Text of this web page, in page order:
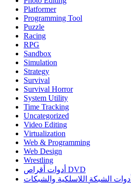
Platformer
Programming Tool
Puzzle
Racing
RPG
Sandbox
Simulation
Strategy
Survival
Survival Horror
System Utility
Time Tracking
Uncategorized
Video Editing
Virtualization
Web & Programming
Web Design
Wrestling
أدوات أقراص DVD
أدوات الشبكة اللاسلكية والشبكات